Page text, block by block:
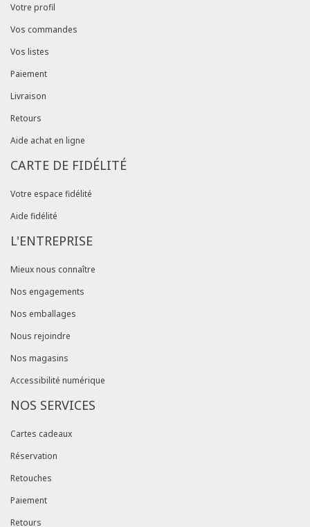
Votre profil
Vos commandes
Vos listes
Paiement
Livraison
Retours
Aide achat en ligne
CARTE DE FIDÉLITÉ
Votre espace fidélité
Aide fidélité
L'ENTREPRISE
Mieux nous connaître
Nos engagements
Nos emballages
Nous rejoindre
Nos magasins
Accessibilité numérique
NOS SERVICES
Cartes cadeaux
Réservation
Retouches
Paiement
Retours